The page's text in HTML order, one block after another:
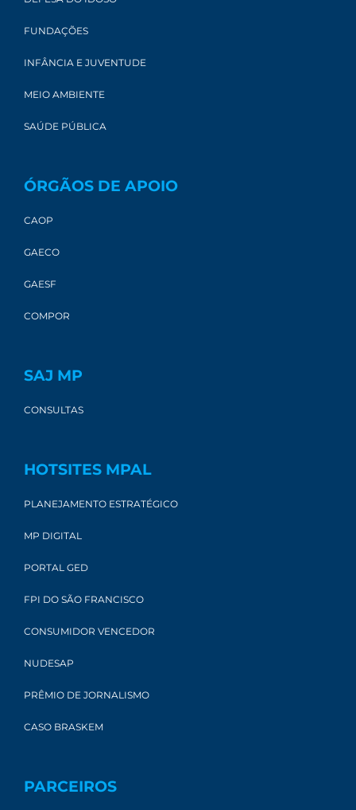
FUNDAÇÕES
INFÂNCIA E JUVENTUDE
MEIO AMBIENTE
SAÚDE PÚBLICA
ÓRGÃOS DE APOIO
CAOP
GAECO
GAESF
COMPOR
SAJ MP
CONSULTAS
HOTSITES MPAL
PLANEJAMENTO ESTRATÉGICO
MP DIGITAL
PORTAL GED
FPI DO SÃO FRANCISCO
CONSUMIDOR VENCEDOR
NUDESAP
PRÊMIO DE JORNALISMO
CASO BRASKEM
PARCEIROS